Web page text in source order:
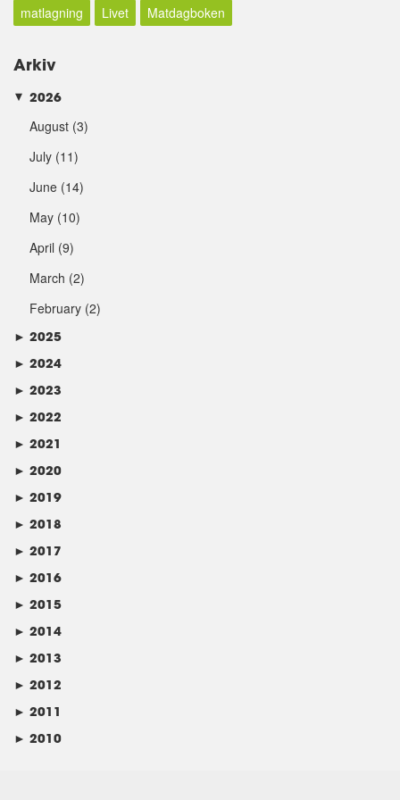
matlagning
Livet Matdagboken
Arkiv
► 2026
August (3)
July (11)
June (14)
May (10)
April (9)
March (2)
February (2)
► 2025
► 2024
► 2023
► 2022
► 2021
► 2020
► 2019
► 2018
► 2017
► 2016
► 2015
► 2014
► 2013
► 2012
► 2011
► 2010